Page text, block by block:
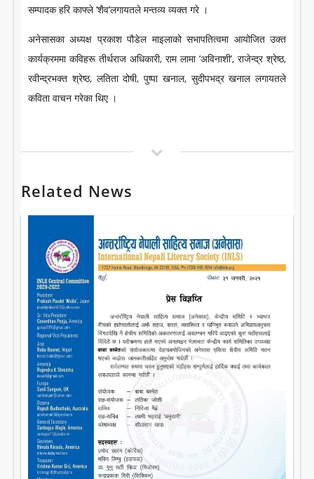
सम्पादक हरि काफ्ले ‘शैव’लगायतले मन्तव्य व्यक्त गरे ।
अनेसासका अध्यक्ष प्रकाश पौडेल माइलाको सभापतित्वमा आयोजित उक्त
कार्यक्रममा कविहरू तीर्थराज अधिकारी, राम लामा ‘अविनाशी’, राजेन्द्र श्रेष्ठ,
रवीन्द्रभक्त श्रेष्ठ, लतिता दोषी, पुष्पा खनाल, सुदीपभद्र खनाल लगायतले
कविता वाचन गरेका थिए ।
Related News